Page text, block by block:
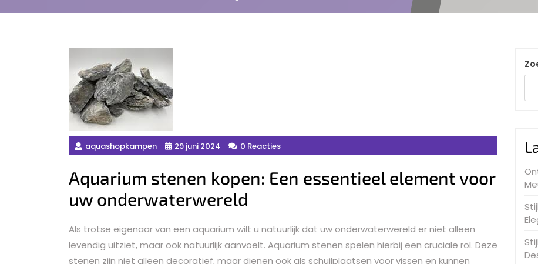
aquashopkampen 29 juni 2024 0 Reacties
Aquarium stenen kopen: Een essentieel element voor
uw onderwaterwereld
Als trotse eigenaar van een aquarium wilt u natuurlijk dat uw onderwaterwereld er niet alleen
levendig uitziet, maar ook natuurlijk aanvoelt. Aquarium stenen spelen hierbij een cruciale rol. Deze
stenen zijn niet alleen decoratief, maar dienen ook als schuilplaatsen voor vissen en kunnen